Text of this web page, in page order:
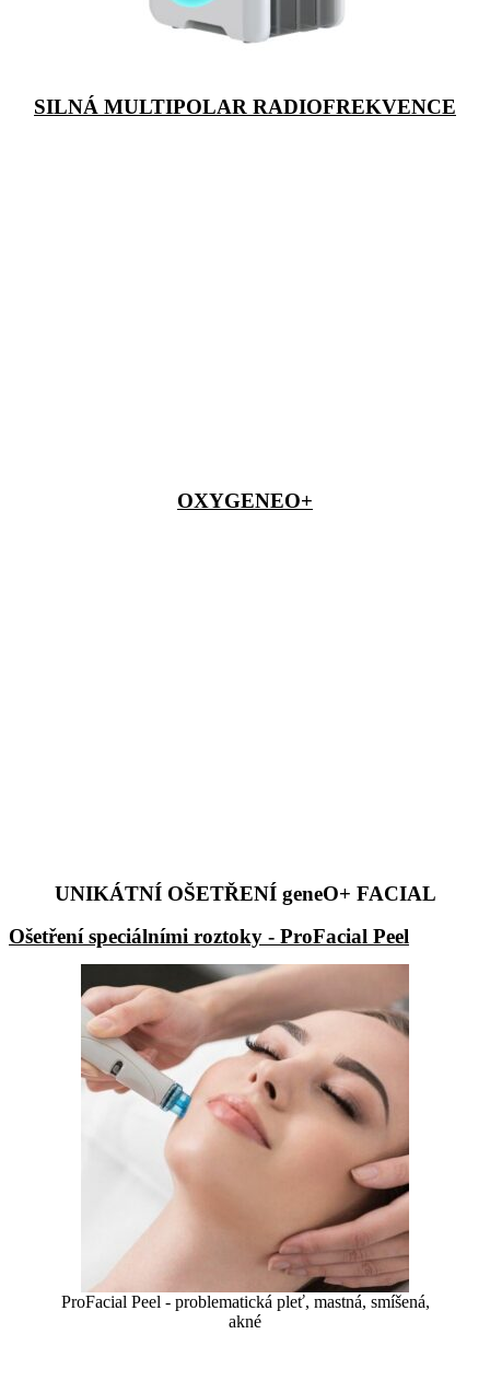
SILNÁ MULTIPOLAR RADIOFREKVENCE
OXYGENEO+
UNIKÁTNÍ OŠETŘENÍ geneO+ FACIAL
Ošetření speciálními roztoky - ProFacial Peel
ProFacial Peel - problematická pleť, mastná, smíšená,
akné